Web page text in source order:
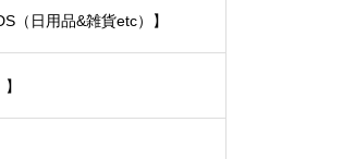
（日用品&雑貨etc）】